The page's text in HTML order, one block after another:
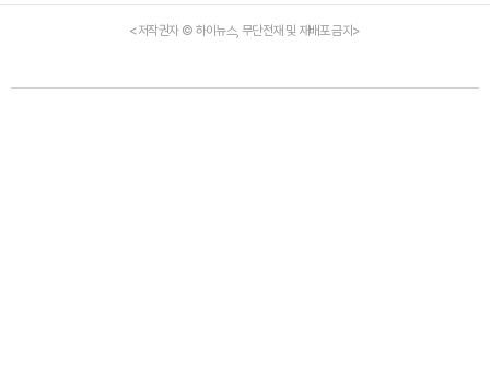
<저작권자 © 하이뉴스, 무단전재 및 재배포 금지>